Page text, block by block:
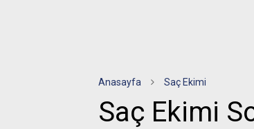
Anasayfa Saç Ekimi
Saç Ekimi